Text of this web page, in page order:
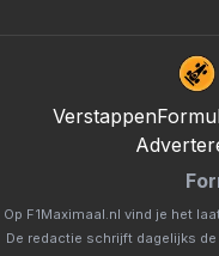
Verstappen
Op F1Maximaal.nl vind je het
De redactie schrijft dagelijks